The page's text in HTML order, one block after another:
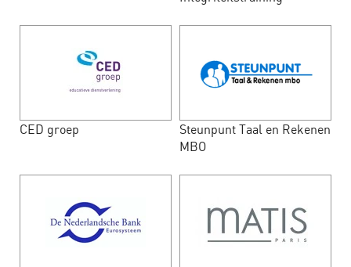
CED groep
Steunpunt Taal en Rekenen
MBO